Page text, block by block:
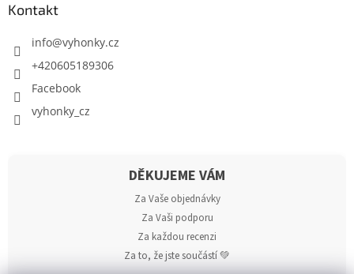
Kontakt
info@vyhonky.cz
+420605189306
Facebook
vyhonky_cz
DĚKUJEME VÁM
Za Vaše objednávky
Za Vaši podporu
Za každou recenzi
Za to, že jste součástí 💚